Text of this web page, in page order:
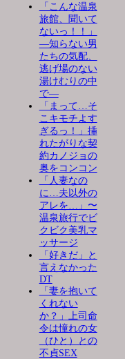
「こんな温泉
旅館、聞いて
ないっ！！」
―知らない男
たちの気配、
逃げ場のない
湯けむりの中
で―
「まって…そ
こキモチよす
ぎるっ！」挿
れたがりな契
約カノジョの
奥をコンコン
「人妻なの
に…夫以外の
アレを…」〜
温泉旅行でビ
クビク美乳マ
ッサージ
「好きだ」と
言えなかった
DT
「妻を抱いて
くれない
か？」上司命
令は憧れの女
（ひと）との
不貞SEX